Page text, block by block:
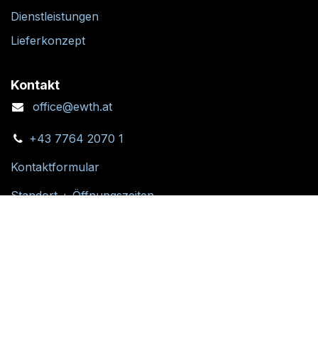
Dienstleistungen
Lieferkonzept
Kontakt
office@ewth.at
+43 7764 2070 1
Kontaktformular
Standort + Öffnungszeiten